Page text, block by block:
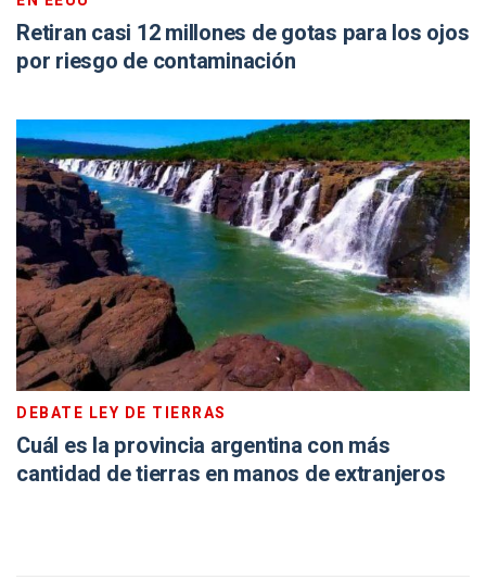
Retiran casi 12 millones de gotas para los ojos
por riesgo de contaminación
DEBATE LEY DE TIERRAS
Cuál es la provincia argentina con más
cantidad de tierras en manos de extranjeros